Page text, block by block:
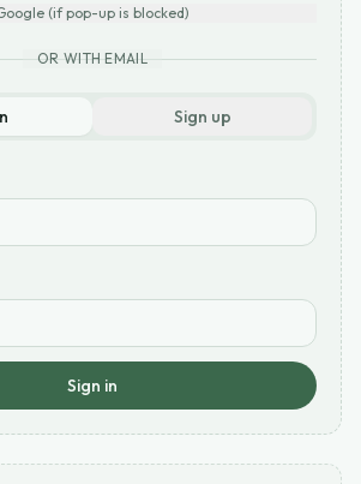
(if pop-up is blocked)
OR WITH EMAIL
Sign up
Sign in